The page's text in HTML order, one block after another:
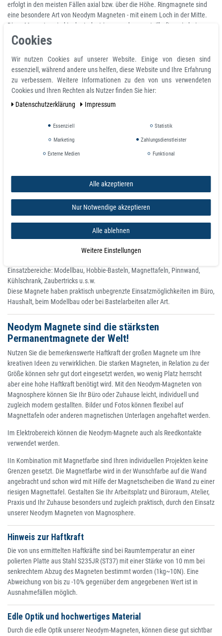
erfolgt in den meisten Fällen axial bzw. über die Höhe. Ringmagnete sind
eine besondere Art von Neodym Magneten - mit einem Loch in der Mitte.
Diese Magneten sind in der Industrieanwendung vorteilhaft sowie bei
Hobbywerkern beliebt. Der Vorteil dieser runden Neodym Magnete liegt in
der breiteren Verwendungsmöglichkeit. Sie dienen sowie als
Scheibenmagnete als auch zum speziellen Einsatz. Von Klein bis Groß und
immer stark, das sind die runden Ringmagnete aus Neodym (NdFeB) von
Magnosphere. Diese sind bis zu 10 Mal stärker in der Haftkraft als die
üblichen Magnete aus Ferrit. Ferrit-Magnete kennt man noch aus der
Heutzutage setzt man die modernen Magnete mit einer Loch-Bohrung aus
runde Magnetform mit einem Loch auf, ganz wie eine Unterlegscheibe aus
Eisen. Die Neodym Supermagnete von Magnosphere haben eine edle
Beschichtung in Nickel (vernickelt), welche gerne auch ganz einfach als
Magnet-Kurzbeschreibung:
Klein bis Groß und stark!
Größe: Durchmesser - Bohrung x Höhe
Form: flache Rundmagnete mit Loch
Material: Neodym-Eisen-Bor (NdFeB)
Farbe: Nickel (bzw. Silber / Grau)
Einsatzbereiche: Modellbau, Hobbie-Basteln, Magnettafeln, Pinnwand,
Kühlschrank, Zaubertricks u.s.w.
Diese Magnete haben praktisch unbegrenzte Einsatzmöglichkeiten im Büro,
Haushalt, beim Modellbau oder bei Bastelarbeiten aller Art.
Neodym Magnete sind die stärksten
Permanentmagnete der Welt!
Nutzen Sie die bemerkenswerte Haftkraft der großen Magnete um Ihre
kreativen Ideen zu verwirklichen. Die starken Magneten, in Relation zu der
Größe können sehr gut dort eingesetzt werden, wo wenig Platz herrscht
aber eine hohe Haftkraft benötigt wird. Mit den Neodym-Magneten von
Magnosphere können Sie Ihr Büro oder Zuhause leicht, individuell und
zugleich modern gestallten. Bilder und Fotos können flexibel auf
Magnettafeln oder anderen magnetischen Unterlagen angehaftet werden.
Im Elektrobereich können die Neodym-Magnete auch als Reedkontakte
verwendet werden.
IIn Kombination mit Magnetfarbe sind Ihren individuellen Projekten keine
Grenzen gesetzt. Die Magnetfarbe wird in der Wunschfarbe auf die Wand
angebracht und schon wird mit Hilfe der Magnetscheiben die Wand zu einer
riesigen Magnettafel. Gestalten Sie Ihr Arbeitsplatz und Büroraum, Atelier,
Praxis und Ihr Zuhause besonders und zugleich praktisch, durch den Einsatz
unserer Neodym Magneten von Magnosphere.
Hinweis zur Haftkraft
Die von uns ermittelten Haftkräfte sind bei Raumtemperatur an einer
polierten Platte aus Stahl S235JR (ST37) mit einer Stärke von 10 mm bei
senkrechtem Abzug des Magneten bestimmt worden (1kg~10N). Eine
Abweichung von bis zu -10% gegenüber dem angegebenen Wert ist in
Ausnahmefällen möglich.
Edle Optik und hochwertiges Material
Durch die edle Optik unserer Neodym-Magneten, können diese gut sichtbar
Cookies
Wir nutzen Cookies auf unserer Website. Einige von diesen sind
essenziell, während andere uns helfen, diese Website und Ihre Erfahrung
zu verbessern. Weitere Informationen zu den von uns verwendeten
Cookies und Ihren Rechten als Nutzer finden Sie hier:
Daten­schutz­erklärung
Impressum
Essenziell Statistik
Marketing Zahlungsdienstleister
Externe Medien Funktional
Alle akzeptieren
Nur Notwendige akzeptieren
Alle ablehnen
Weitere Einstellungen